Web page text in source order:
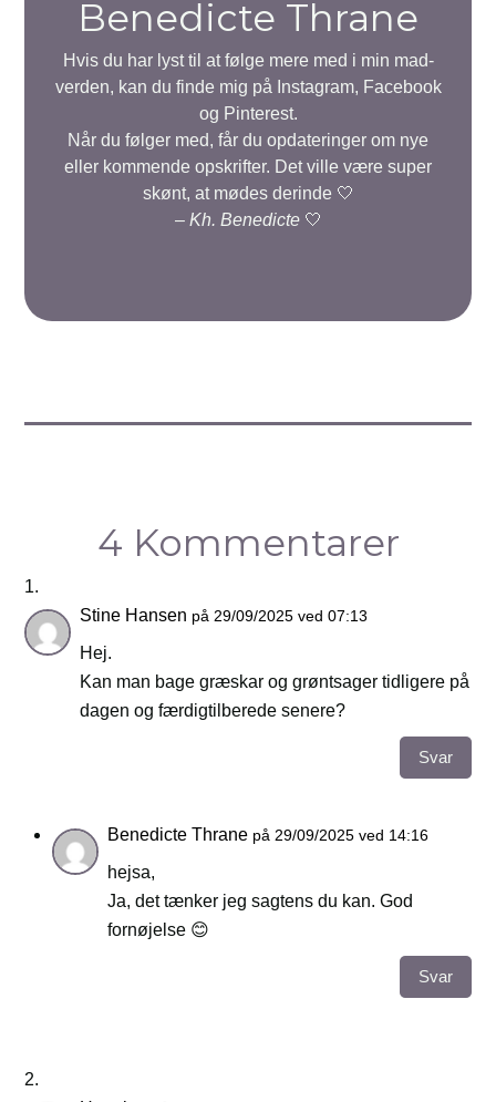
Benedicte Thrane
Hvis du har lyst til at følge mere med i min mad-
verden, kan du finde mig på Instagram, Facebook
og Pinterest.
Når du følger med, får du opdateringer om nye
eller kommende opskrifter. Det ville være super
skønt, at mødes derinde 🤍
– Kh. Benedicte🤍
4 Kommentarer
Stine Hansen på 29/09/2025 ved 07:13
Hej.
Kan man bage græskar og grøntsager tidligere på
dagen og færdigtilberede senere?
Svar
Benedicte Thrane på 29/09/2025 ved 14:16
hejsa,
Ja, det tænker jeg sagtens du kan. God
fornøjelse 😊
Svar